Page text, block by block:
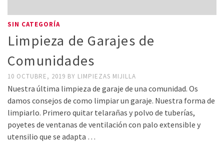
SIN CATEGORÍA
Limpieza de Garajes de
Comunidades
10 OCTUBRE, 2019 BY LIMPIEZAS MIJILLA
Nuestra última limpieza de garaje de una comunidad. Os
damos consejos de como limpiar un garaje. Nuestra forma de
limpiarlo. Primero quitar telarañas y polvo de tuberías,
poyetes de ventanas de ventilación con palo extensible y
utensilio que se adapta …